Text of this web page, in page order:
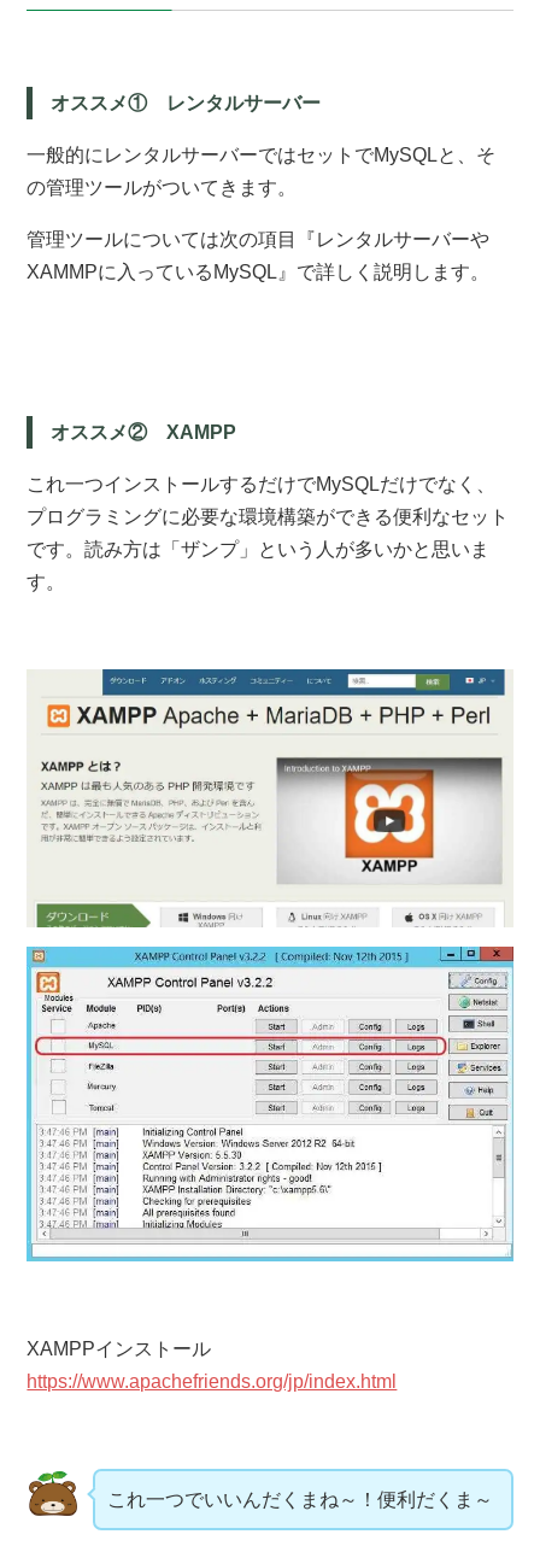
オススメ① レンタルサーバー
一般的にレンタルサーバーではセットでMySQLと、そ
の管理ツールがついてきます。
管理ツールについては次の項目『レンタルサーバーや
XAMMPに入っているMySQL』で詳しく説明します。
オススメ② XAMPP
これ一つインストールするだけでMySQLだけでなく、
プログラミングに必要な環境構築ができる便利なセット
です。読み方は「ザンプ」という人が多いかと思いま
す。
XAMPPインストール
https://www.apachefriends.org/jp/index.html
これ一つでいいんだくまね～！便利だくま～